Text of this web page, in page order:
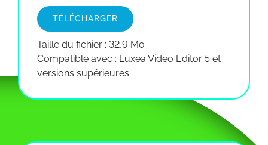
TÉLÉCHARGER
Taille du fichier : 32,9 Mo
Compatible avec : Luxea Video Editor 5 et
versions supérieures